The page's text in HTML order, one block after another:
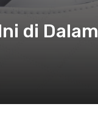
di Dalam